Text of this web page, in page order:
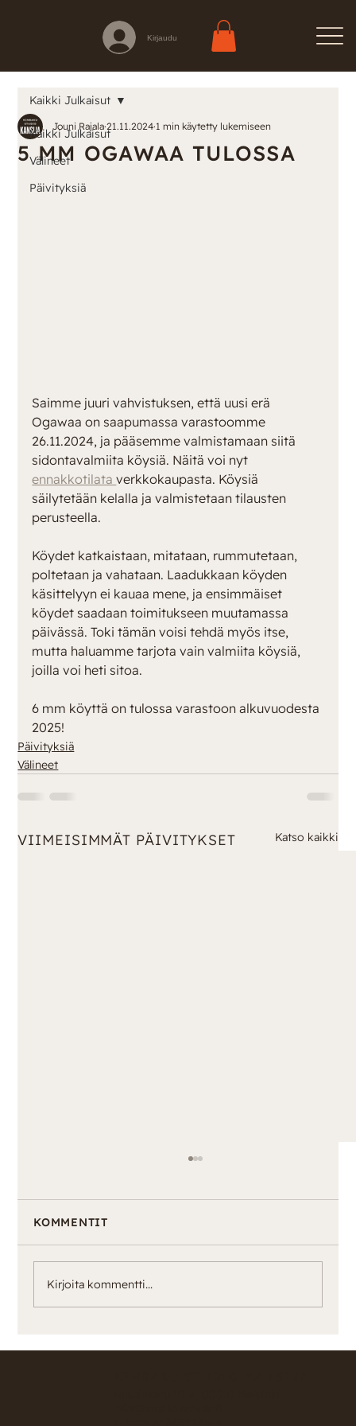
Kirjaudu
Kaikki Julkaisut
Välineet
Päivityksiä
Kaikki Julkaisut
5 MM OGAWAA TULOSSA
Jouni Rajala 21.11.2024 1 min käytetty lukemiseen
Saimme juuri vahvistuksen, että uusi erä
Ogawaa on saapumassa varastoomme
26.11.2024, ja pääsemme valmistamaan siitä
sidontavalmiita köysiä. Näitä voi nyt
ennakkotilata verkkokaupasta. Köysiä
säilytetään kelalla ja valmistetaan tilausten
perusteella.
Köydet katkaistaan, mitataan, rummutetaan,
poltetaan ja vahataan. Laadukkaan köyden
käsittelyyn ei kauaa mene, ja ensimmäiset
köydet saadaan toimitukseen muutamassa
päivässä. Toki tämän voisi tehdä myös itse,
mutta haluamme tarjota vain valmiita köysiä,
joilla voi heti sitoa.
6 mm köyttä on tulossa varastoon alkuvuodesta
2025!
Päivityksiä
Välineet
VIIMEISIMMÄT PÄIVITYKSET Katso kaikki
KOMMENTIT
Kirjoita kommentti...